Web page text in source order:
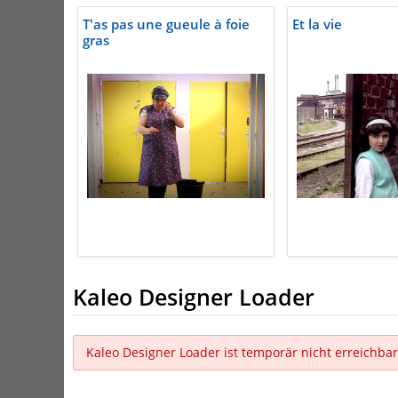
T'as pas une gueule à foie
gras
Et la vie
Kaleo Designer Loader
Kaleo Designer Loader ist temporär nicht